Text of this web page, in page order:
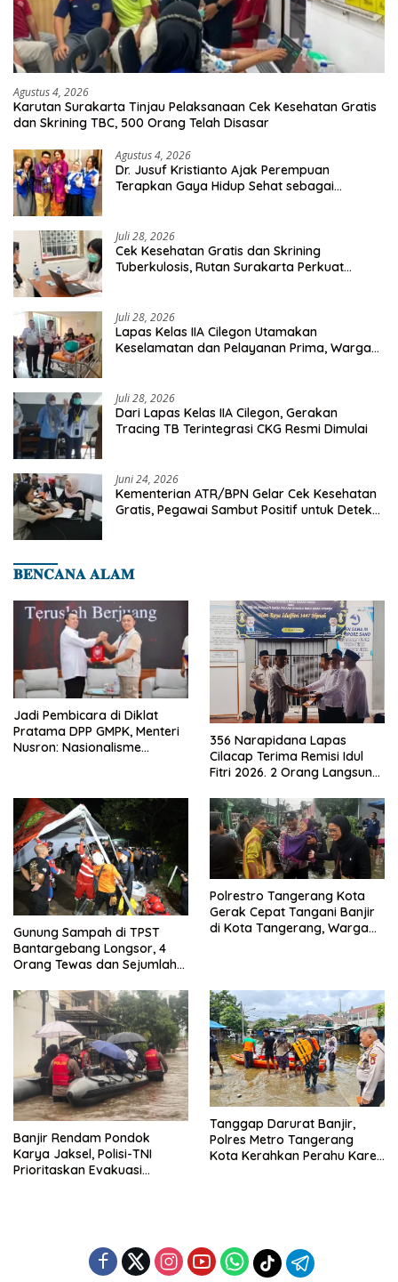
Agustus 4, 2026
Karutan Surakarta Tinjau Pelaksanaan Cek Kesehatan Gratis
dan Skrining TBC, 500 Orang Telah Disasar
Agustus 4, 2026
Dr. Jusuf Kristianto Ajak Perempuan
Terapkan Gaya Hidup Sehat sebagai
Juli 28, 2026
Cek Kesehatan Gratis dan Skrining
Tuberkulosis, Rutan Surakarta Perkuat
Juli 28, 2026
Lapas Kelas IIA Cilegon Utamakan
Keselamatan dan Pelayanan Prima, Warga
Juli 28, 2026
Dari Lapas Kelas IIA Cilegon, Gerakan
Tracing TB Terintegrasi CKG Resmi Dimulai
Juni 24, 2026
Kementerian ATR/BPN Gelar Cek Kesehatan
Gratis, Pegawai Sambut Positif untuk Deteksi
𝐁𝐄𝐍𝐂𝐀𝐍𝐀 𝐀𝐋𝐀𝐌
Jadi Pembicara di Diklat
Pratama DPP GMPK, Menteri
Nusron: Nasionalisme
356 Narapidana Lapas
Cilacap Terima Remisi Idul
Fitri 2026. 2 Orang Langsung
Gunung Sampah di TPST
Bantargebang Longsor, 4
Orang Tewas dan Sejumlah
Polrestro Tangerang Kota
Gerak Cepat Tangani Banjir
di Kota Tangerang, Warga
Banjir Rendam Pondok
Karya Jaksel, Polisi-TNI
Prioritaskan Evakuasi
Tanggap Darurat Banjir,
Polres Metro Tangerang
Kota Kerahkan Perahu Karet